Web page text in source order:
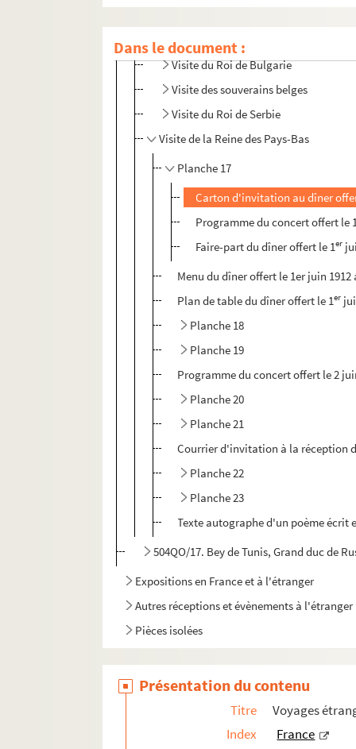
Dans le document :
Voyage du Roi d'Espagne
Visite du Roi de Bulgarie
Visite des souverains belges
Visite du Roi de Serbie
Visite de la Reine des Pays-Bas
Planche 17
Carton d'invitation au dîner
Programme du concert offert le
Faire-part du dîner offert le 1er
Menu du dîner offert le 1er juin
Plan de table du dîner offert le 1er
Planche 18
Planche 19
Programme du concert offert le 2
Planche 20
Planche 21
Courrier d'invitation à la réception
Planche 22
Planche 23
Texte autographe d'un poème écrit
504QO/17. Bey de Tunis, Grand duc de
Expositions en France et à l'étranger
Autres réceptions et évènements à l'étranger
Pièces isolées
Présentation du contenu
Titre
Voyages
Index
France